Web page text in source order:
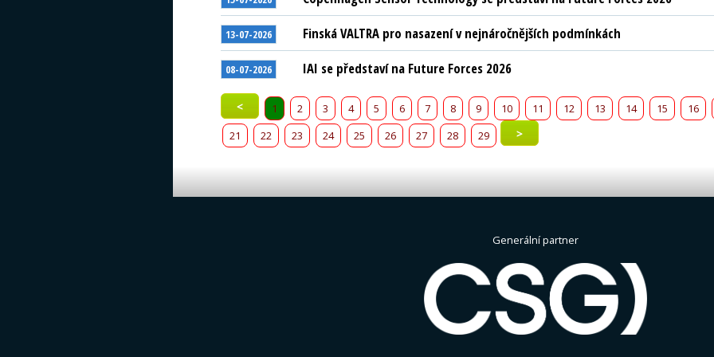
13-07-2026 Finská VALTRA pro nasazení v nejnáročnějších podmínkách
08-07-2026 IAI se představí na Future Forces 2026
< 1 2 3 4 5 6 7 8 9 10 11 12 13 14 15 16
21
22 23 24 25 26 27 28 29 >
Generální partner